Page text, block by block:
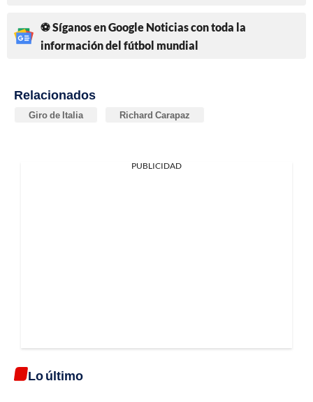
⚽ Síganos en Google Noticias con toda la
información del fútbol mundial
Relacionados
Giro de Italia Richard Carapaz
PUBLICIDAD
Lo último